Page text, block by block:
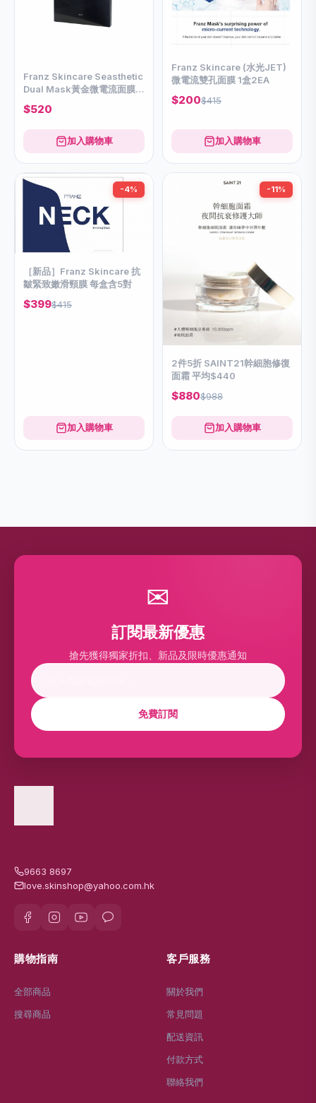
Franz Skincare Seasthetic
Dual Mask黃金微電流面膜
(2EA)
$520
加入購物車
Franz Skincare (水光JET)
微電流雙孔面膜 1盒2EA
$200$415
加入購物車
-4%
［新品］Franz Skincare 抗
皺緊致嫩滑頸膜 每盒含5對
$399$415
加入購物車
-11%
2件5折 SAINT21幹細胞修復
面霜 平均$440
$880$988
加入購物車
✉
訂閱最新優惠
搶先獲得獨家折扣、新品及限時優惠通知
免費訂閱
9663 8697
love.skinshop@yahoo.com.hk
購物指南
全部商品
搜尋商品
客戶服務
關於我們
常見問題
配送資訊
付款方式
聯絡我們